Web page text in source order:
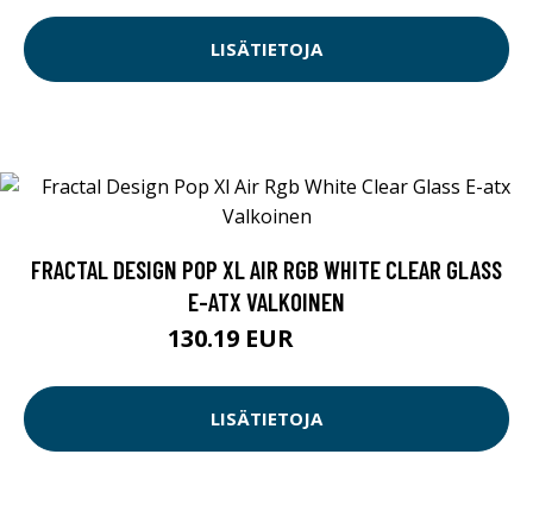
LISÄTIETOJA
FRACTAL DESIGN POP XL AIR RGB WHITE CLEAR GLASS
E-ATX VALKOINEN
130.19 EUR
LISÄTIETOJA